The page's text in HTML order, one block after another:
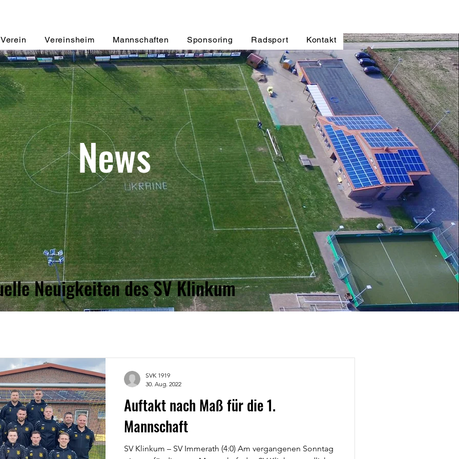
Verein Vereinsheim Mannschaften Sponsoring Radsport Kontakt
News
Neuigkeiten des SVKlinkum
Auftakt nach Maß für die 1.
Mannschaft
SV Klinkum – SV Immerath (4:0) Am vergangenen Sonntag
SVK 1919
30. Aug. 2022